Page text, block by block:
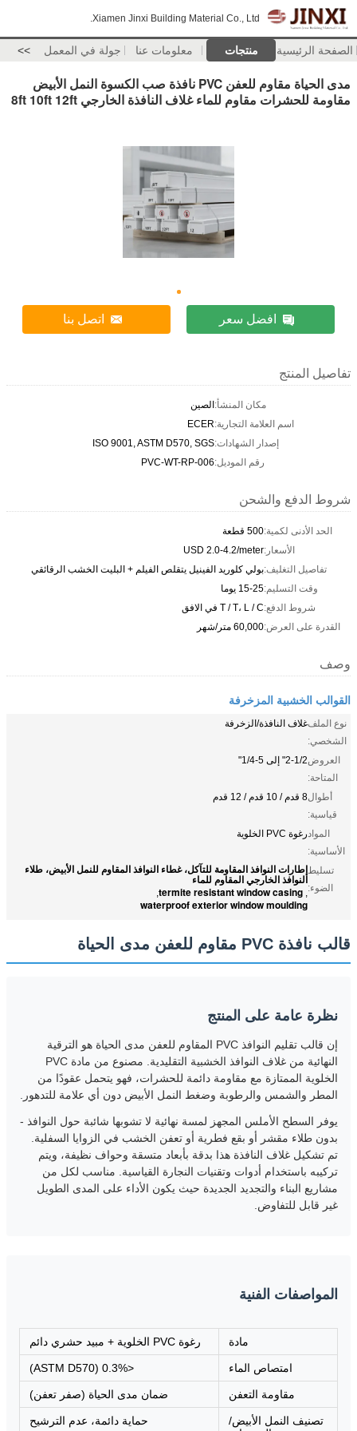
Xiamen Jinxi Building Material Co., Ltd.
الصفحة الرئيسية منتجات معلومات عنا جولة في المعمل >>
مدى الحياة مقاوم للعفن PVC نافذة صب الكسوة النمل الأبيض
مقاومة للحشرات مقاوم للماء غلاف النافذة الخارجي 8ft 10ft 12ft
افضل سعر اتصل بنا
تفاصيل المنتج
مكان المنشأ:الصين
اسم العلامة التجارية:ECER
إصدار الشهادات:ISO 9001, ASTM D570, SGS
رقم الموديل:PVC-WT-RP-006
شروط الدفع والشحن
الحد الأدنى لكمية:500 قطعة
الأسعار:USD 2.0-4.2/meter
تفاصيل التغليف:بولي كلوريد الفينيل يتقلص الفيلم + البليت الخشب الرقائقي
وقت التسليم:15-25 يوما
شروط الدفع:T / T، L / C في الافق
القدرة على العرض:60,000 متر/شهر
وصف
القوالب الخشبية المزخرفة
نوع الملف
الشخصي:
غلاف النافذة/الزخرفة
العروض
المتاحة:
2-1/2" إلى 5-1/4"
أطوال
قياسية:
8 قدم / 10 قدم / 12 قدم
المواد
الأساسية:
رغوة PVC الخلوية
تسليط
الضوء:
إطارات النوافذ المقاومة للتآكل، غطاء النوافذ المقاوم للنمل الأبيض، طلاء
النوافذ الخارجي المقاوم للماء
,
termite resistant window casing
,
waterproof exterior window moulding
قالب نافذة PVC مقاوم للعفن مدى الحياة
نظرة عامة على المنتج
إن قالب تقليم النوافذ PVC المقاوم للعفن مدى الحياة هو الترقية
النهائية من غلاف النوافذ الخشبية التقليدية. مصنوع من مادة PVC
الخلوية الممتازة مع مقاومة دائمة للحشرات، فهو يتحمل عقودًا من
المطر والشمس والرطوبة وضغط النمل الأبيض دون أي علامة للتدهور.
يوفر السطح الأملس المجهز لمسة نهائية لا تشوبها شائبة حول النوافذ -
بدون طلاء مقشر أو بقع فطرية أو تعفن الخشب في الزوايا السفلية.
تم تشكيل غلاف النافذة هذا بدقة بأبعاد متسقة وحواف نظيفة، ويتم
تركيبه باستخدام أدوات وتقنيات النجارة القياسية. مناسب لكل من
مشاريع البناء والتجديد الجديدة حيث يكون الأداء على المدى الطويل
غير قابل للتفاوض.
المواصفات الفنية
مادة رغوة PVC الخلوية + مبيد حشري دائم
امتصاص الماء <0.3% (ASTM D570)
مقاومة التعفن ضمان مدى الحياة (صفر تعفن)
تصنيف النمل الأبيض/
حماية دائمة، عدم الترشيح